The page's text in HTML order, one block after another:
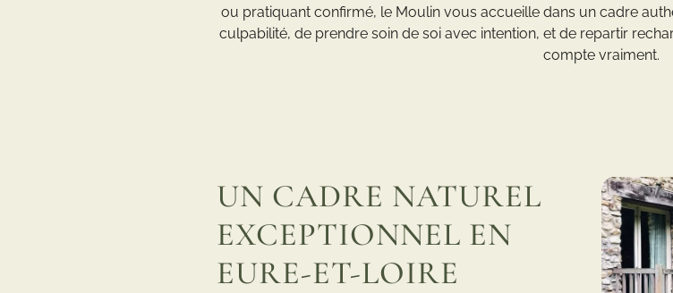
ou pratiquant confirmé, le Moulin vous accueille dans un cadre
culpabilité, de prendre soin de soi avec intention, et de repartir
compte vraiment.
UN CADRE NATUREL
EXCEPTIONNEL EN
EURE-ET-LOIRE